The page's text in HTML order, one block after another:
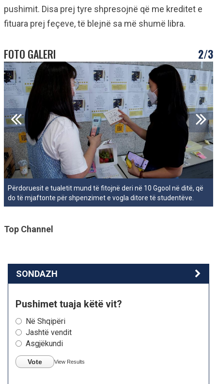
pushimit. Disa prej tyre shpresojnë që me kreditet e
fituara prej feçeve, të blejnë sa më shumë libra.
FOTO GALERI 2/3
Përdoruesit e tualetit mund të fitojnë deri në 10 Ggool në ditë, që
do të mjaftonte për shpenzimet e vogla ditore të studentëve.
Top Channel
SONDAZH
Pushimet tuaja këtë vit?
Në Shqipëri
Jashtë vendit
Asgjëkundi
Vote View Results